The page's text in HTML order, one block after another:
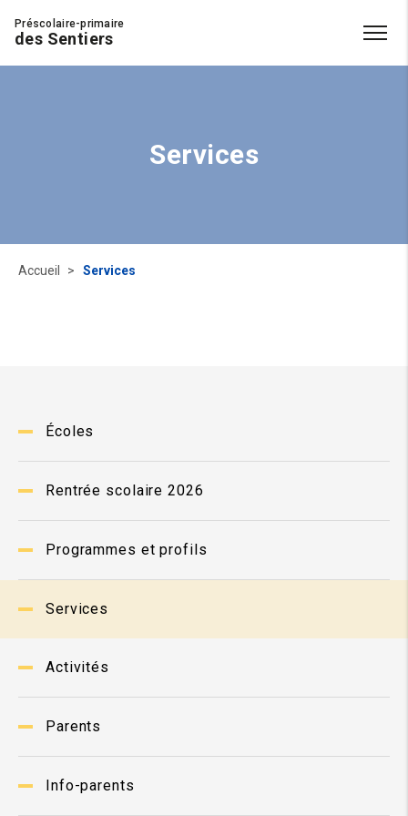
Préscolaire-primaire
des Sentiers
Services
Écoles
Rentrée scolaire 2026
Programmes et profils
Services
Activités
Parents
Info-parents
Accueil Services